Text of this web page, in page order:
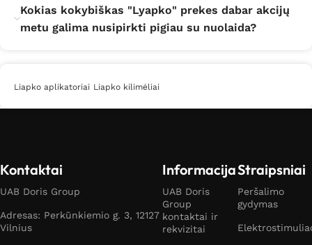
Kokias kokybiškas "Lyapko" prekes dabar akcijų
metu galima nusipirkti pigiau su nuolaida?
Liapko aplikatoriai Liapko kilimėliai
Kontaktai
UAB Doris Group
Adresas: Perkūnkiemio g. 3, 12127
Vilnius
Informacija
UAB Doris
Group
kontaktai ir
rekvizitai
Straipsniai
Peršalimo
gydymas